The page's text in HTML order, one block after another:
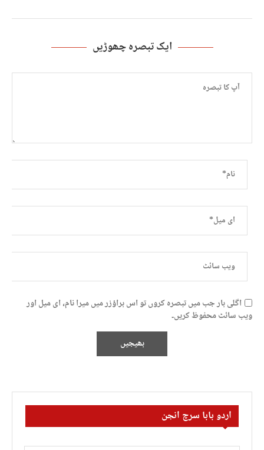
ایک تبصرہ چھوڑیں
اگلی بار جب میں تبصرہ کروں تو اس براؤزر میں میرا نام، ای میل اور
ویب سائٹ محفوظ کریں۔
اردو بابا سرچ انجن